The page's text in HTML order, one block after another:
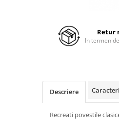
Retur
In termen
Descriere
Recreati povestile